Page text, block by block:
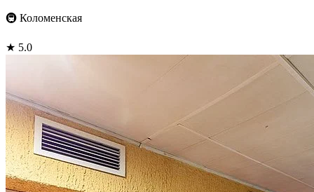
🚇 Коломенская
★ 5.0